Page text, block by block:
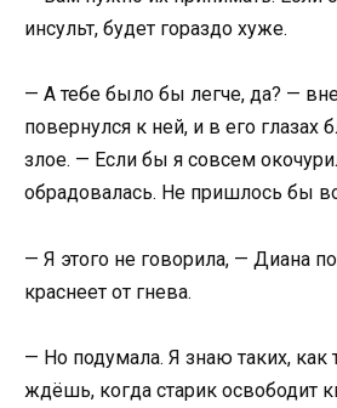
инсульт, будет гораздо хуже.
— А тебе было бы легче, да? —
повернулся к ней, и в его глазах
злое. — Если бы я совсем
обрадовалась. Не пришлось бы
— Я этого не говорила, — Диана
краснеет от гнева.
— Но подумала. Я знаю таких, как
ждёшь, когда старик освободит